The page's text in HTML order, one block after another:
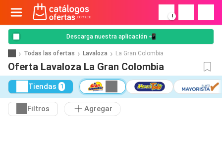
!
Descarga nuestra aplicación 📲
Todas las ofertas Lavaloza La Gran Colombia
Oferta Lavaloza La Gran Colombia
Tiendas 1
Filtros Agregar